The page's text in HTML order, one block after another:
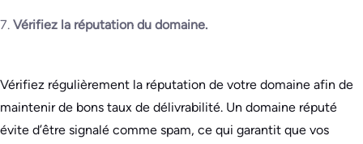
7. Vérifiez la réputation du domaine.
Vérifiez régulièrement la réputation de votre domaine afin de
maintenir de bons taux de délivrabilité. Un domaine réputé
évite d’être signalé comme spam, ce qui garantit que vos